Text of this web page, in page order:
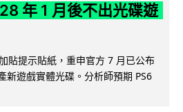
年 1 月後不出光碟遊
貼提示貼紙，重申官方 7 月已公布
新遊戲實體光碟。分析師預期 PS6